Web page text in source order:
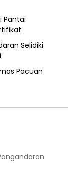
Pantai
Selidiki
Pacuan